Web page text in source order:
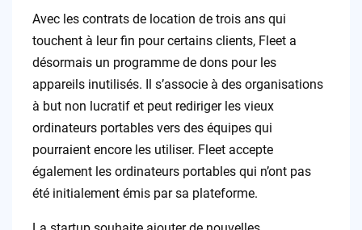
Avec les contrats de location de trois ans qui
touchent à leur fin pour certains clients, Fleet a
désormais un programme de dons pour les
appareils inutilisés. Il s’associe à des organisations
à but non lucratif et peut rediriger les vieux
ordinateurs portables vers des équipes qui
pourraient encore les utiliser. Fleet accepte
également les ordinateurs portables qui n’ont pas
été initialement émis par sa plateforme.